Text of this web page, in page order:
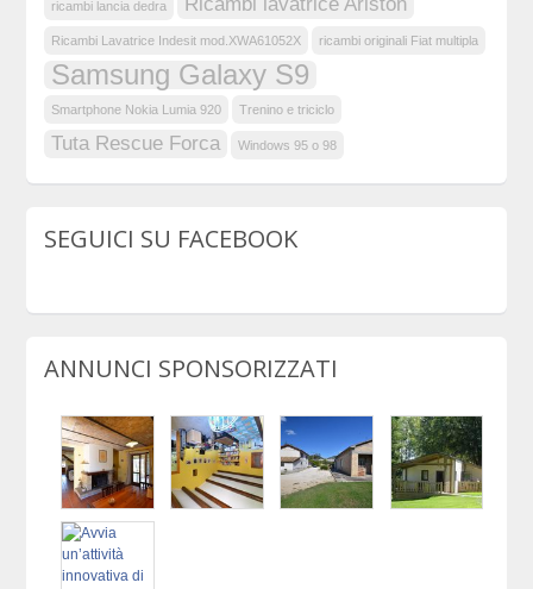
ricambi lancia dedra
Ricambi Lavatrice Indesit mod.XWA61052X ricambi originali Fiat multipla
Samsung Galaxy S9
Smartphone Nokia Lumia 920 Trenino e triciclo
Tuta Rescue Forca Windows 95 o 98
SEGUICI SU FACEBOOK
ANNUNCI SPONSORIZZATI